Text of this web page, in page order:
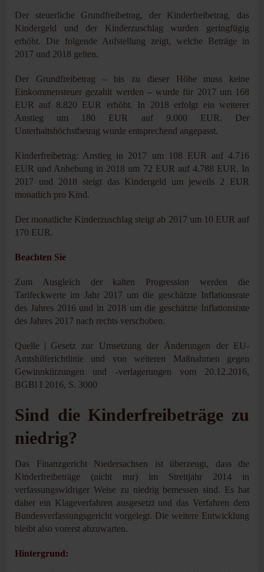
Der steuerliche Grundfreibetrag, der Kinderfreibetrag, das
Kindergeld und der Kinderzuschlag wurden geringfügig
erhöht. Die folgende Aufstellung zeigt, welche Beträge in
2017 und 2018 gelten.
Der Grundfreibetrag – bis zu dieser Höhe muss keine
Einkommensteuer gezahlt werden – wurde für 2017 um 168
EUR auf 8.820 EUR erhöht. In 2018 erfolgt ein weiterer
Anstieg um 180 EUR auf 9.000 EUR. Der
Unterhaltshöchstbetrag wurde entsprechend angepasst.
Kinderfreibetrag: Anstieg in 2017 um 108 EUR auf 4.716
EUR und Anhebung in 2018 um 72 EUR auf 4.788 EUR. In
2017 und 2018 steigt das Kindergeld um jeweils 2 EUR
monatlich pro Kind.
Der monatliche Kinderzuschlag steigt ab 2017 um 10 EUR auf
170 EUR.
Beachten Sie
Zum Ausgleich der kalten Progression werden die
Tarifeckwerte im Jahr 2017 um die geschätzte Inflationsrate
des Jahres 2016 und in 2018 um die geschätzte Inflationsrate
des Jahres 2017 nach rechts verschoben.
Quelle | Gesetz zur Umsetzung der Änderungen der EU-
Amtshilferichtlinie und von weiteren Maßnahmen gegen
Gewinnkürzungen und -verlagerungen vom 20.12.2016,
BGBl I 2016, S. 3000
Sind die Kinderfreibeträge zu
niedrig?
Das Finanzgericht Niedersachsen ist überzeugt, dass die
Kinderfreibeträge (nicht nur) im Streitjahr 2014 in
verfassungswidriger Weise zu niedrig bemessen sind. Es hat
daher ein Klageverfahren ausgesetzt und das Verfahren dem
Bundesverfassungsgericht vorgelegt. Die weitere Entwicklung
bleibt also vorerst abzuwarten.
Hintergrund: